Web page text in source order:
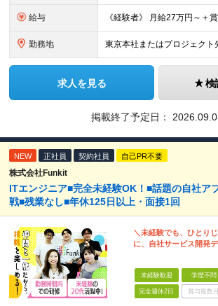
給与
勤務地
求人を見る 検
掲載終了予定日：
NEW 正社員 契約社員 自己PR不要
株式会社Funkit
ITエンジニア■完全未経験OK！■話題の自社ア
戦■残業なし■年休125日以上・面接1回
＼未経験でも、ひとり
に、自社サービス開発デ
未経験歓迎 学歴不問
完全週休2日 賞与複数月